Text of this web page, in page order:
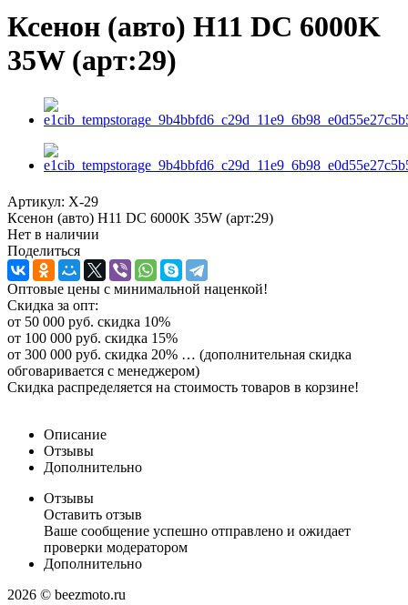
Ксенон (авто) H11 DC 6000K
35W (арт:29)
Артикул: X-29
Ксенон (авто) H11 DC 6000K 35W (арт:29)
Нет в наличии
Поделиться
Оптовые цены с минимальной наценкой!
Скидка за опт:
от 50 000 руб. скидка 10%
от 100 000 руб. скидка 15%
от 300 000 руб. скидка 20% … (дополнительная скидка
обговаривается с менеджером)
Скидка распределяется на стоимость товаров в корзине!
Описание
Отзывы
Дополнительно
Отзывы
Оставить отзыв
Ваше сообщение успешно отправлено и ожидает
проверки модератором
Дополнительно
2026 © beezmoto.ru